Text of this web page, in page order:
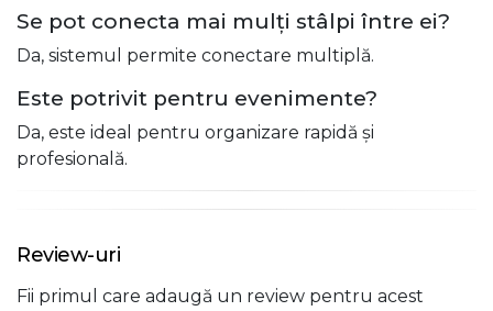
Se pot conecta mai mulți stâlpi între ei?
Da, sistemul permite conectare multiplă.
Este potrivit pentru evenimente?
Da, este ideal pentru organizare rapidă și
profesională.
Review-uri
Fii primul care adaugă un review pentru acest